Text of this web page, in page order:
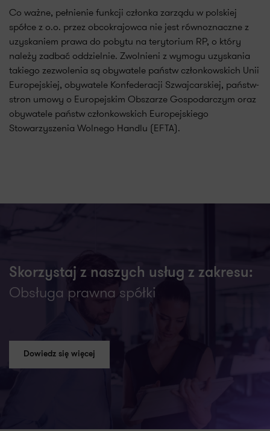
Co ważne, pełnienie funkcji członka zarządu w polskiej
spółce z o.o. przez obcokrajowca nie jest równoznaczne z
uzyskaniem prawa do pobytu na terytorium RP, o który
należy zadbać oddzielnie. Zwolnieni z wymogu uzyskania
takiego zezwolenia są obywatele państw członkowskich Unii
Europejskiej, obywatele Konfederacji Szwajcarskiej, państw-
stron umowy o Europejskim Obszarze Gospodarczym oraz
obywatele państw członkowskich Europejskiego
Stowarzyszenia Wolnego Handlu (EFTA).
Skorzystaj z naszych usług z zakresu:
Obsługa prawna spółki
Dowiedz się więcej